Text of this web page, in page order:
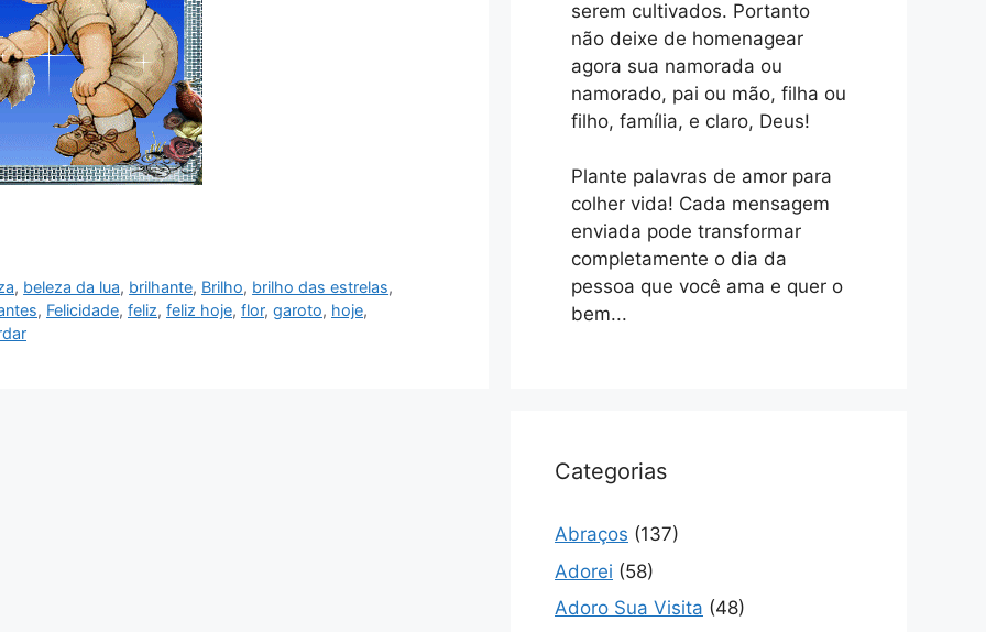
, beleza da lua, brilhante, Brilho, brilho das estrelas,
, Felicidade, feliz, feliz hoje, flor, garoto, hoje,
serem cultivados. Portanto
não deixe de homenagear
agora sua namorada ou
namorado, pai ou mão, filha ou
filho, família, e claro, Deus!
Plante palavras de amor para
colher vida! Cada mensagem
enviada pode transformar
completamente o dia da
pessoa que você ama e quer o
bem...
Categorias
Abraços (137)
Adorei (58)
Adoro Sua Visita (48)